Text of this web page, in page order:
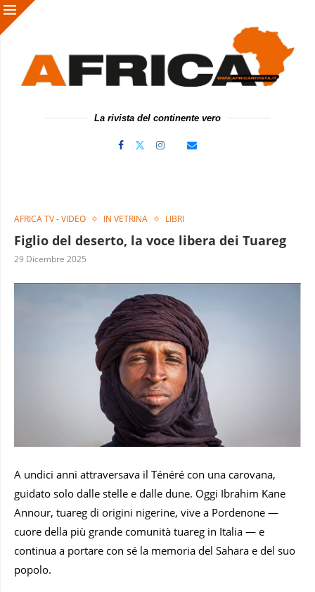
La rivista del continente vero
AFRICA TV - VIDEO IN VETRINA LIBRI
Figlio del deserto, la voce libera dei Tuareg
29 Dicembre 2025
A undici anni attraversava il Ténéré con una carovana,
guidato solo dalle stelle e dalle dune. Oggi Ibrahim Kane
Annour, tuareg di origini nigerine, vive a Pordenone —
cuore della più grande comunità tuareg in Italia — e
continua a portare con sé la memoria del Sahara e del suo
popolo.